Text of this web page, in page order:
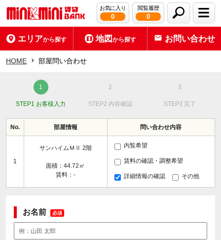
お気に入り
0
閲覧履歴
0
エリアから探す 地図から探す お問い合わせ
HOME 部屋問い合わせ
STEP1 お客様入力 STEP2 内容確認 STEP3 完了
No. 部屋情報 問い合わせ内容
1
サンハイムＭⅡ 2階
面積：44.72㎡
賃料：-
内覧希望
賃料の確認・調整希望
詳細情報の確認 その他
お名前 必須